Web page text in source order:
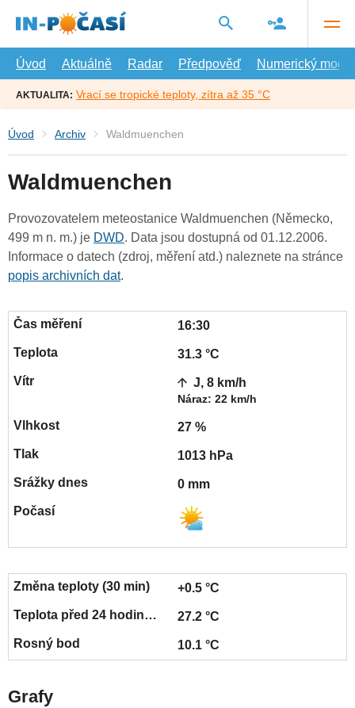
hlavní
Úvod
Aktuálně Radar Předpověď Numerický model
AKTUALITA: Vrací se tropické teploty, zítra až 35 °C
Úvod Archiv Waldmuenchen
Waldmuenchen
Provozovatelem meteostanice Waldmuenchen (Německo,
499 m n. m.) je DWD. Data jsou dostupná od 01.12.2006.
Informace o datech (zdroj, měření atd.) naleznete na stránce
popis archivních dat.
16:30
31.3 °C
J, 8 km/h
Náraz: 22 km/h
27 %
1013 hPa
0 mm
+0.5 °C
27.2 °C
10.1 °C
Grafy